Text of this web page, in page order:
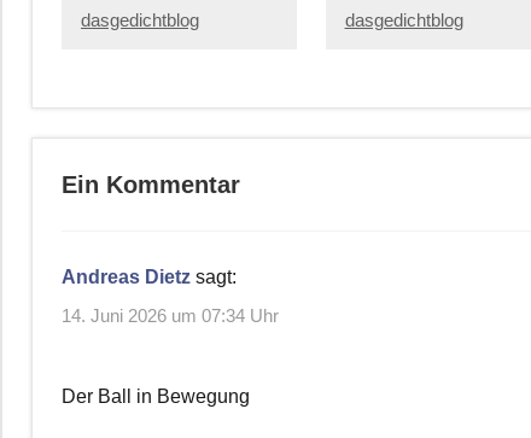
dasgedichtblog
dasgedichtblog
Ein Kommentar
Andreas Dietz sagt:
14. Juni 2026 um 07:34 Uhr
Der Ball in Bewegung